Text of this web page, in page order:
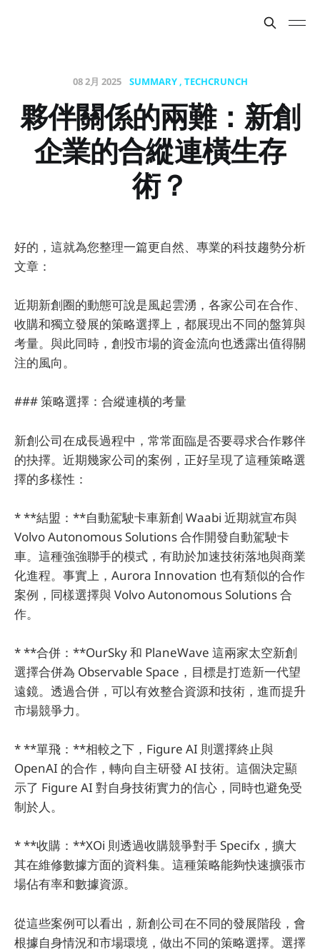
08 2月 2025 SUMMARY TECHCRUNCH
夥伴關係的兩難：新創
企業的合縱連橫生存
術？
好的，這就為您整理一篇更自然、專業的科技趨勢分析
文章：
近期新創圈的動態可說是風起雲湧，各家公司在合作、
收購和獨立發展的策略選擇上，都展現出不同的盤算與
考量。與此同時，創投市場的資金流向也透露出值得關
注的風向。
### 策略選擇：合縱連橫的考量
新創公司在成長過程中，常常面臨是否要尋求合作夥伴
的抉擇。近期幾家公司的案例，正好呈現了這種策略選
擇的多樣性：
* **結盟：**自動駕駛卡車新創 Waabi 近期就宣布與
Volvo Autonomous Solutions 合作開發自動駕駛卡
車。這種強強聯手的模式，有助於加速技術落地與商業
化進程。事實上，Aurora Innovation 也有類似的合作
案例，同樣選擇與 Volvo Autonomous Solutions 合
作。
* **合併：**OurSky 和 PlaneWave 這兩家太空新創
選擇合併為 Observable Space，目標是打造新一代望
遠鏡。透過合併，可以有效整合資源和技術，進而提升
市場競爭力。
* **單飛：**相較之下，Figure AI 則選擇終止與
OpenAI 的合作，轉向自主研發 AI 技術。這個決定顯
示了 Figure AI 對自身技術實力的信心，同時也避免受
制於人。
* **收購：**XOi 則透過收購競爭對手 Specifx，擴大
其在維修數據方面的資料集。這種策略能夠快速擴張市
場佔有率和數據資源。
從這些案例可以看出，新創公司在不同的發展階段，會
根據自身情況和市場環境，做出不同的策略選擇。選擇